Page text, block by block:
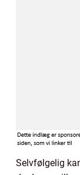
Selvfølgelig